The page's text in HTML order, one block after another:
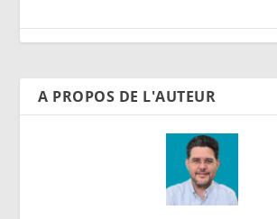
A PROPOS DE L'AUTEUR